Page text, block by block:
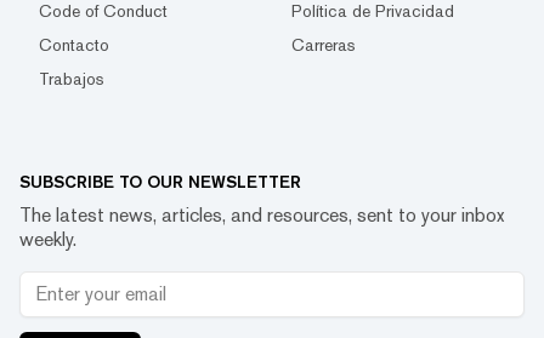
Code of Conduct
Política de Privacidad
Contacto
Carreras
Trabajos
SUBSCRIBE TO OUR NEWSLETTER
The latest news, articles, and resources, sent to your inbox
weekly.